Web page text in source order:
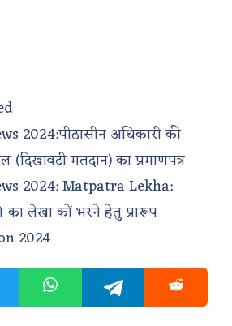
2024:पीठासीन अधिकारी की
(दिखावटी मतदान) का प्रमाणपत्र
2024: Matpatra Lekha:
का लेखा कों भरने हेतु प्रारूप
2024